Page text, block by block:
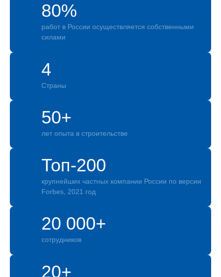
20 000+
сотрудников
20+
50+
лет опыта в строительстве
Топ-200
крупнейших частных компании России по версии
Forbes, 2021 год
80%
работ в России осуществляется собственными
силами
4
Страны